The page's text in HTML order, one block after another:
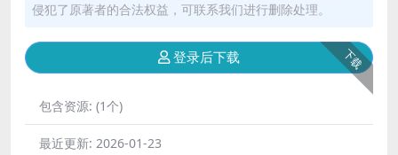
侵犯了原著者的合法权益，可联系我们进行删除处理。
下载
登录后下载
包含资源: (1个)
最近更新: 2026-01-23